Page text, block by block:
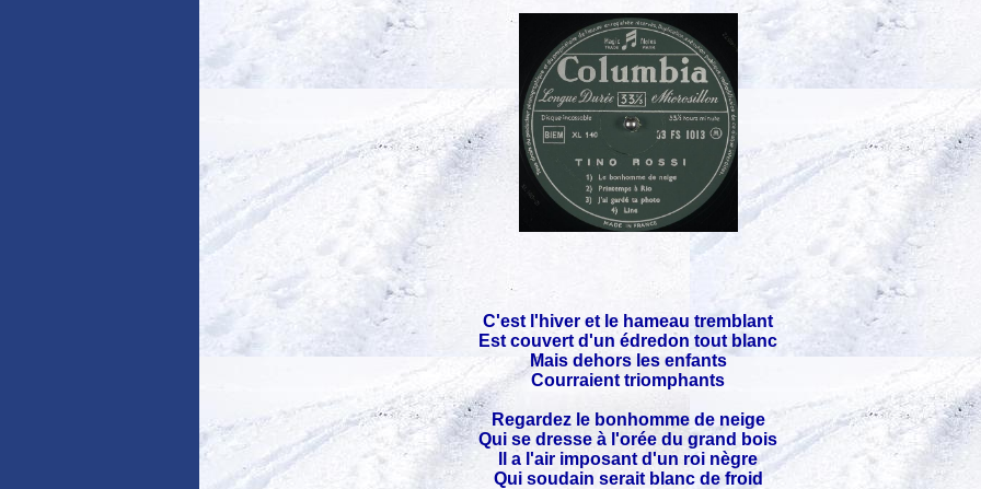
C'est l'hiver et le hameau tremblant
Est couvert d'un édredon tout blanc
Mais dehors les enfants
Courraient triomphants
Regardez le bonhomme de neige
Qui se dresse à l'orée du grand bois
Il a l'air imposant d'un roi nègre
Qui soudain serait blanc de froid